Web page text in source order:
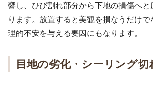
響し、ひび割れ部分から下地の損傷へと
ります。放置すると美観を損なうだけ
理的不安を与える要因にもなります。
目地の劣化・シーリング切